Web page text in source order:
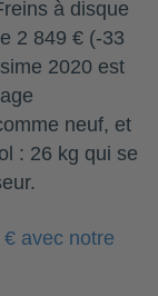
à disque
2 849 € (-33
2020 est
neuf, et
: 26 kg qui se
€ avec notre